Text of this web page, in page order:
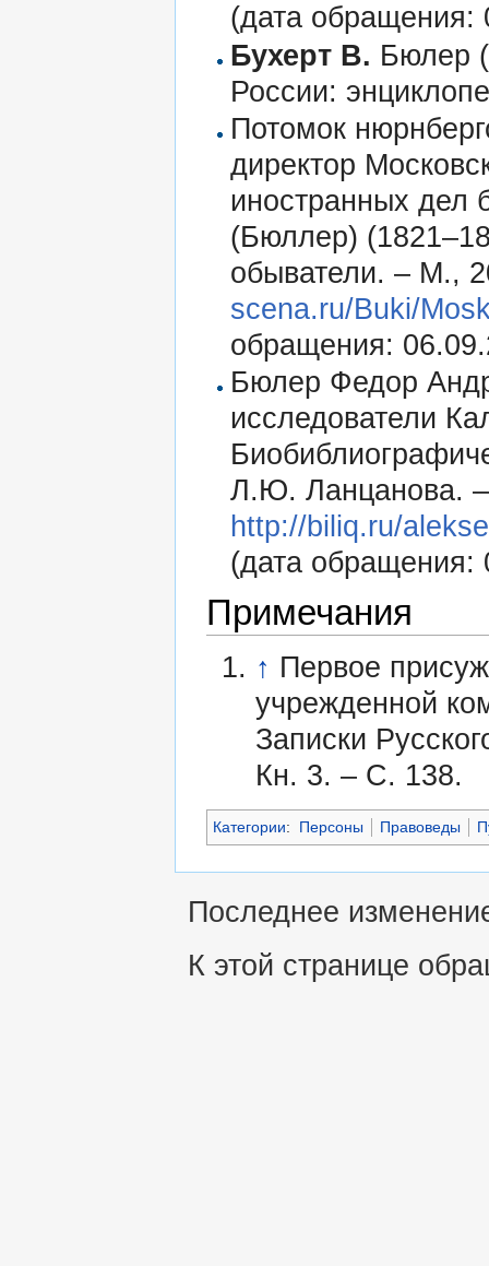
(дата обращения:
Бухерт В. Бюлер
России:
Потомок
директор
иностранных дел
(Бюллер)
обыватели. – М.,
scena.ru/Buki/
обращения:
Бюлер Федор
исследователи
Л.Ю. Ланцанова.
http://biliq.ru/
(дата обращения:
Примечания
↑ Первое
учрежденной
Записки
Кн. 3. – С. 138.
Категории: Персоны Правоведы
Последнее
К этой странице